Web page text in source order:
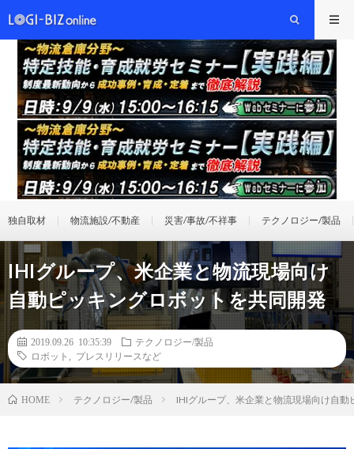
独自取材 物流施設/不動産 災害/事故/不祥事 テクノロジー/製品
IHIグループ、米企業と物流現場向け
自動ピッキングロボットを共同開発
2019.09.26 10:35:39
テクノロジー/製品
ロボット
プレスリリースなど
HOME テクノロジー/製品 IHIグループ、米企業と物流現場向け自